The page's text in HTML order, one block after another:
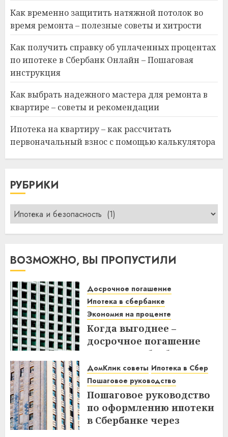
Как временно защитить натяжной потолок во
время ремонта – полезные советы и хитрости
Как получить справку об уплаченных процентах
по ипотеке в Сбербанк Онлайн – Пошаговая
инструкция
Как выбрать надежного мастера для ремонта в
квартире – советы и рекомендации
Ипотека на квартиру – как рассчитать
первоначальный взнос с помощью калькулятора
РУБРИКИ
Рубрики
ВОЗМОЖНО, ВЫ ПРОПУСТИЛИ
Досрочное погашение
Ипотека в сбербанке
Экономия на проценте
Когда выгоднее –
досрочное погашение
ипотеки в Сбербанке до
или после дня списания?
Узнайте все нюансы!
18.12.2025
ДомКлик советы Ипотека в Сбер
Пошаговое руководство
Пошаговое руководство
по оформлению ипотеки
в Сбербанке через